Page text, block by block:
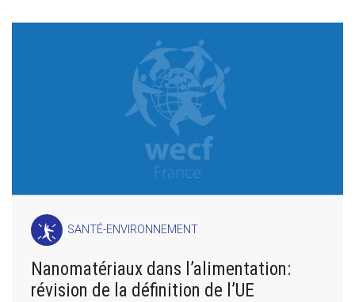
SANTÉ-ENVIRONNEMENT
Nanomatériaux dans l’alimentation:
révision de la définition de l’UE